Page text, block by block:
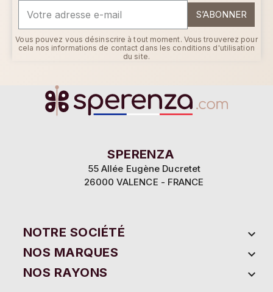
S’ABONNER
Vous pouvez vous désinscrire à tout moment. Vous trouverez pour
cela nos informations de contact dans les conditions d'utilisation
du site.
SPERENZA
55 Allée Eugène Ducretet
26000 VALENCE - FRANCE
NOTRE SOCIÉTÉ

NOS MARQUES

NOS RAYONS
